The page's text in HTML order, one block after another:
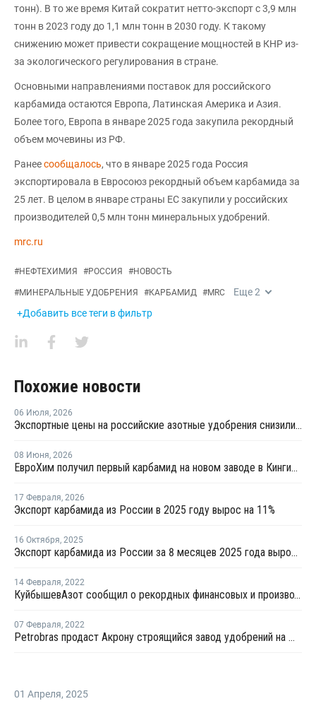
тонн). В то же время Китай сократит нетто-экспорт с 3,9 млн
тонн в 2023 году до 1,1 млн тонн в 2030 году. К такому
снижению может привести сокращение мощностей в КНР из-
за экологического регулирования в стране.
Основными направлениями поставок для российского
карбамида остаются Европа, Латинская Америка и Азия.
Более того, Европа в январе 2025 года закупила рекордный
объем мочевины из РФ.
Ранеесообщалось, что в январе 2025 года Россия
экспортировала в Евросоюз рекордный объем карбамида за
25 лет. В целом в январе страны ЕС закупили у российских
производителей 0,5 млн тонн минеральных удобрений.
mrc.ru
#НЕФТЕХИМИЯ #РОССИЯ #НОВОСТЬ
#МИНЕРАЛЬНЫЕ УДОБРЕНИЯ #КАРБАМИД #MRC Еще2
+Добавить все теги в фильтр
Похожие новости
06 Июля, 2026
Экспортные цены на российские азотные удобрения снизились на 22-40%
08 Июня, 2026
ЕвроХим получил первый карбамид на новом заводе в Кингисеппе
17 Февраля, 2026
Экспорт карбамида из России в 2025 году вырос на 11%
16 Октября, 2025
Экспорт карбамида из России за 8 месяцев 2025 года вырос на 19%
14 Февраля, 2022
КуйбышевАзот сообщил о рекордных финансовых и производственных показателях в 2021 году
07 Февраля, 2022
Petrobras продаст Акрону строящийся завод удобрений на юго-западе Бразилии
01 Апреля, 2025